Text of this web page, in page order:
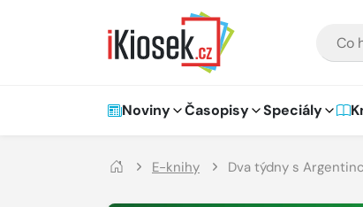
Hlavní navigace
Noviny Časopisy Speciály
E-knihy Dva týdny s